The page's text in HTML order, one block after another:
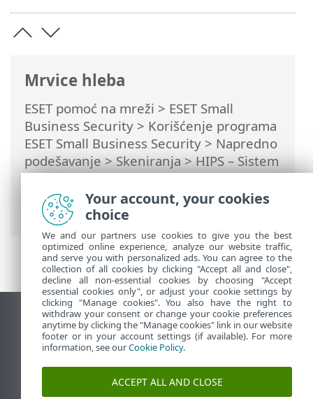
Mrvice hleba
ESET pomoć na mreži > ESET Small
Business Security > Korišćenje programa
ESET Small Business Security > Napredno
podešavanje>Skeniranja>HIPS – Sistem
za sprečavanje upada>Upravljanje HIPS
pravilima
> Dodavanje putanje
aplikacije/registra za HIPS
Prikaži lokaciju za računare
End of Life
ESET Forum
ESET baza znanja
ESET Status Portal
Your account, your cookies
choice
We and our partners use cookies to give you the best
optimized online experience, analyze our website traffic,
and serve you with personalized ads. You can agree to the
collection of all cookies by clicking "Accept all and close",
decline all non-essential cookies by choosing "Accept
essential cookies only", or adjust your cookie settings by
clicking "Manage cookies". You also have the right to
withdraw your consent or change your cookie preferences
anytime by clicking the "Manage cookies" link in our website
footer or in your account settings (if available). For more
information, see ourCookie Policy.
ACCEPT ALL AND CLOSE